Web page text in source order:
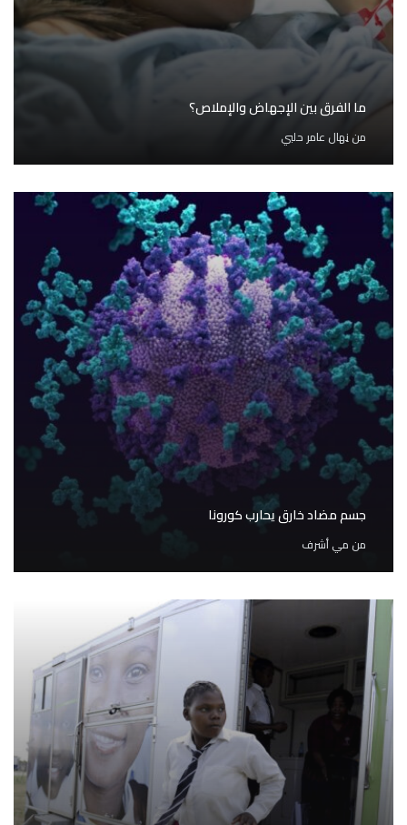
ما الفرق بين الإجهاض والإملاص؟
مننِهال عامر حلبي
جسم مضاد خارق يحارب كورونا
من مي أشرف